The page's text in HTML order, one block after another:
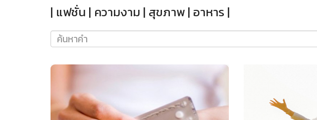
| แฟชั่น | ความงาม | สุขภาพ | อาหาร |